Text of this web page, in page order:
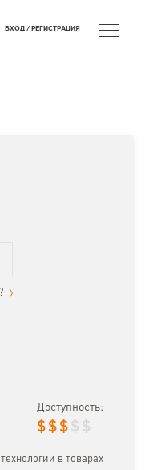
Доступность:
$ $ $ $ $
в товарах
ВХОД / РЕГИСТРАЦИЯ